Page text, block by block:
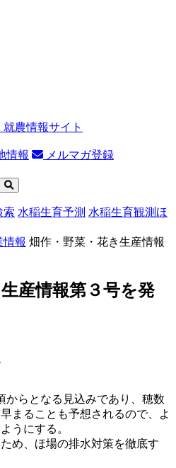
情報
メルマガ登録
索 水稲生育予測 水稲生育観測ほ
情報 畑作・野菜・花き生産情報
産情報第３号を発
からとなる見込みであり、穂数
まることも予想されるので、よ
うにする。
め、ほ場の排水対策を徹底す